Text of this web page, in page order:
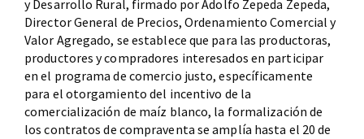
y Desarrollo Rural, firmado por Adolfo Zepeda Zepeda,
Director General de Precios, Ordenamiento Comercial y
Valor Agregado, se establece que para las productoras,
productores y compradores interesados en participar
en el programa de comercio justo, específicamente
para el otorgamiento del incentivo de la
comercialización de maíz blanco, la formalización de
los contratos de compraventa se amplía hasta el 20 de